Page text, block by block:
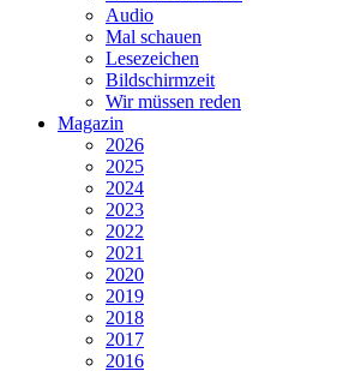
Audio
Mal schauen
Lesezeichen
Bildschirmzeit
Wir müssen reden
Magazin
2026
2025
2024
2023
2022
2021
2020
2019
2018
2017
2016